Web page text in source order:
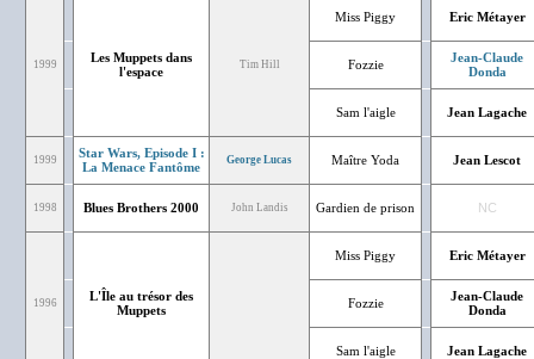
1999
Les Muppets dans
l'espace
Tim Hill
Miss Piggy Eric Métayer
Fozzie
Jean-Claude
Donda
Sam l'aigle Jean Lagache
1999
Star Wars, Episode I :
La Menace Fantôme
George Lucas Maître Yoda Jean Lescot
1998 Blues Brothers 2000 John Landis Gardien de prison NC
1996
L'Île au trésor des
Muppets
Miss Piggy Eric Métayer
Fozzie
Jean-Claude
Donda
Sam l'aigle Jean Lagache